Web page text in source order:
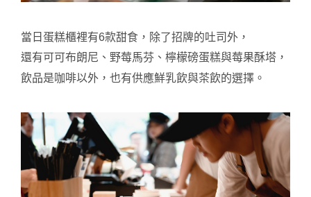
當日蛋糕櫃裡有6款甜食，除了招牌的吐司外，
還有可可布朗尼、野莓馬芬、檸檬磅蛋糕與莓果酥塔，
飲品是咖啡以外，也有供應鮮乳飲與茶飲的選擇。